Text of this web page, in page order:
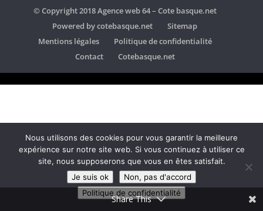
© Copyright 2018 Agence web 64 – Cote basque.net
Powered by cotebasque.net
Sitemap
Mentions légales
Politique de confidentialité
Contact
Cotebasque.net
Share This
Nous utilisons des cookies pour vous garantir la meilleure
expérience sur notre site web. Si vous continuez à utiliser ce
site, nous supposerons que vous en êtes satisfait.
Je suis ok
Non, pas d'accord
Politique de confidentialité